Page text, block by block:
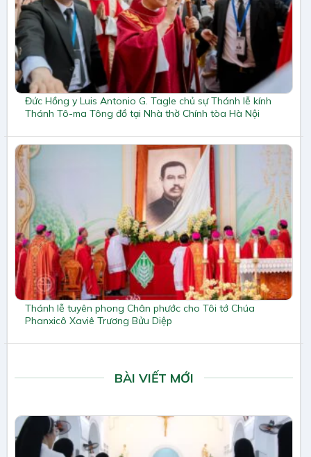
Đức Hồng y Luis Antonio G. Tagle chủ sự Thánh lễ kính
Thánh Tô-ma Tông đồ tại Nhà thờ Chính tòa Hà Nội
Thánh lễ tuyên phong Chân phước cho Tôi tớ Chúa
Phanxicô Xaviê Trương Bửu Diệp
BÀI VIẾT MỚI